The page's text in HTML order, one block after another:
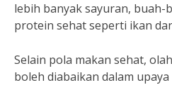
lebih banyak sayuran, buah-
protein sehat seperti ikan
Selain pola makan sehat,
boleh diabaikan dalam